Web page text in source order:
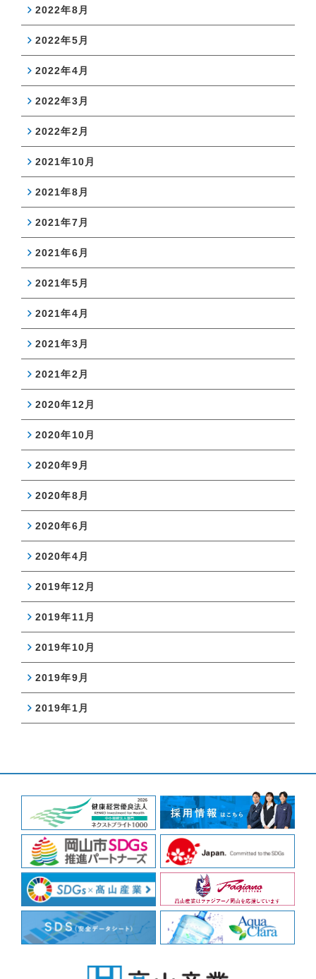
2022年8月
2022年5月
2022年4月
2022年3月
2022年2月
2021年10月
2021年8月
2021年7月
2021年6月
2021年5月
2021年4月
2021年3月
2021年2月
2020年12月
2020年10月
2020年9月
2020年8月
2020年6月
2020年4月
2019年12月
2019年11月
2019年10月
2019年9月
2019年1月